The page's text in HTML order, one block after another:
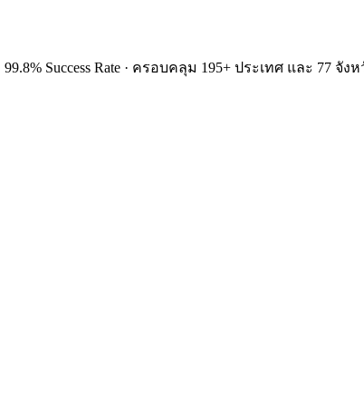
Success Rate · ครอบคลุม 195+ ประเทศ และ 77 จัง